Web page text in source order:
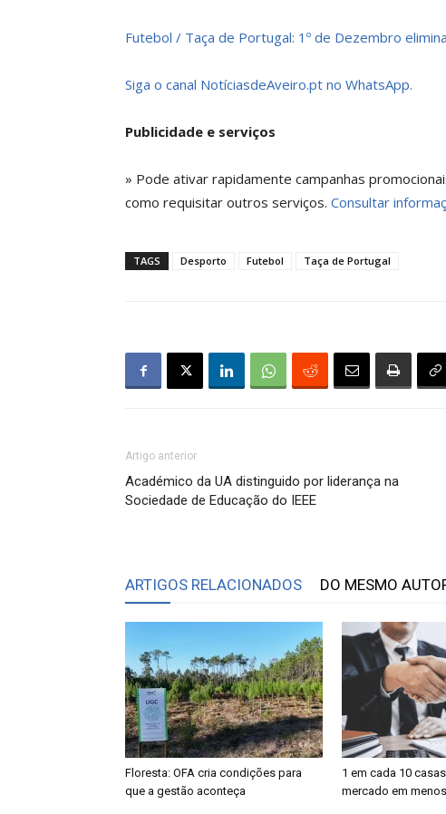
Futebol / Taça de Portugal: 1º de Dezembro
Siga o canal NotíciasdeAveiro.pt no WhatsApp.
Publicidade e serviços
» Pode ativar rapidamente campanhas
como requisitar outros serviços. Consultar
TAGS Desporto Futebol Taça de Portugal
Artigo anterior
Académico da UA distinguido por liderança na
Sociedade de Educação do IEEE
ARTIGOS RELACIONADOS DO MESMO
Floresta: OFA cria condições para
que a gestão aconteça
1 em cada 10
mercado em